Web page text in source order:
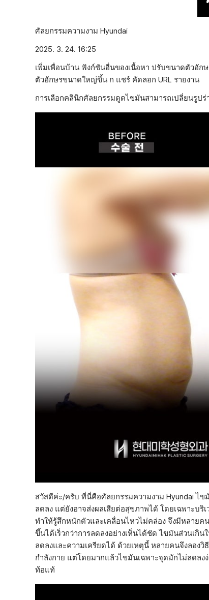
ศัลยกรรมความงาม Hyundai
2025. 3. 24. 16:25
เพิ่มเพื่อนบ้าน ฟังก์ชันอื่นของเนื้อหา ปรับขนาดตัวอัก
ตัวอักษรขนาดใหญ่ขึ้น ก แชร์ คัดลอก URL รายงาน
การเลือกคลินิกศัลยกรรมดูดไขมันสามารถเปลี่ยนรูปร่
สวัสดีค่ะ/ครับ ที่นี่คือศัลยกรรมความงาม Hyundai ไ
ลดลง แต่ยังอาจส่งผลเสียต่อสุขภาพได้ โดยเฉพาะบ
ทำให้รู้สึกหนักตัวและเคลื่อนไหวไม่คล่อง จึงมีหลายค
ขึ้นได้เร็วกว่าการลดลงอย่างเห็นได้ชัด ไขมันส่วนเกิ
ลดลงและความเครียดได้ ด้วยเหตุนี้ หลายคนจึงลอง
กำลังกาย แต่โดยมากแล้วไขมันเฉพาะจุดมักไม่ลดล
ท้อแท้